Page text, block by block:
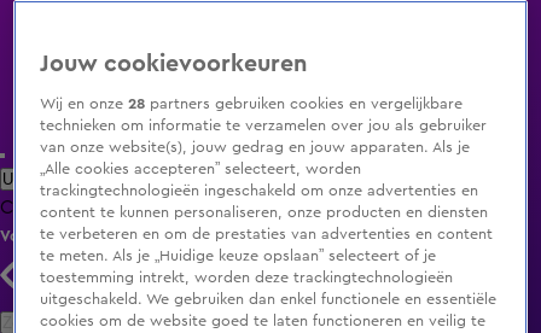
Uitzending Gemist Populaire programma's Zenders Genres
ClipsFilmsRadioSmart TV inlogShop
Volg KIJK
Zoeken
Jouw cookievoorkeuren
Wij en onze28 partners gebruiken cookies en vergelijkbare
technieken om informatie te verzamelen over jou als gebruiker
van onze website(s), jouw gedrag en jouw apparaten. Als je
„Alle cookies accepteren” selecteert, worden
trackingtechnologieën ingeschakeld om onze advertenties en
content te kunnen personaliseren, onze producten en diensten
te verbeteren en om de prestaties van advertenties en content
te meten. Als je „Huidige keuze opslaan” selecteert of je
toestemming intrekt, worden deze trackingtechnologieën
uitgeschakeld. We gebruiken dan enkel functionele en essentiële
cookies om de website goed te laten functioneren en veilig te